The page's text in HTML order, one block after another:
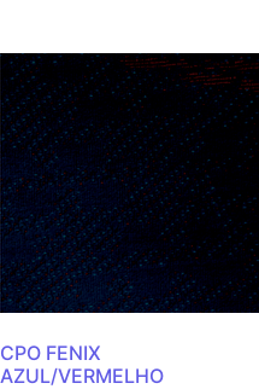
CPO FENIX
AZUL/VERMELHO